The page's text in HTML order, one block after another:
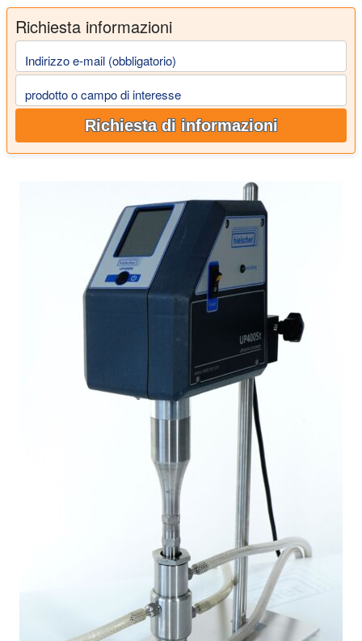
Richiesta informazioni
Indirizzo e-mail (obbligatorio)
prodotto o campo di interesse
Richiesta di informazioni